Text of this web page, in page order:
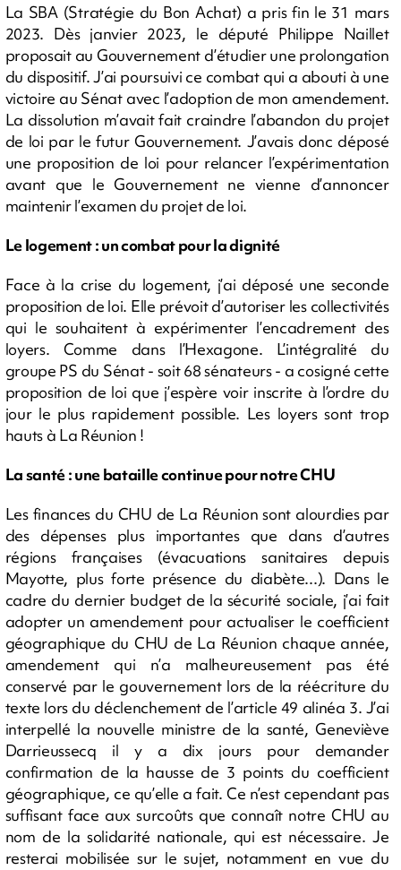
La SBA (Stratégie du Bon Achat) a pris fin le 31 mars
2023. Dès janvier 2023, le député Philippe Naillet
proposait au Gouvernement d’étudier une prolongation
du dispositif. J’ai poursuivi ce combat qui a abouti à une
victoire au Sénat avec l’adoption de mon amendement.
La dissolution m’avait fait craindre l’abandon du projet
de loi par le futur Gouvernement. J’avais donc déposé
une proposition de loi pour relancer l’expérimentation
avant que le Gouvernement ne vienne d’annoncer
maintenir l’examen du projet de loi.
Le logement : un combat pour la dignité
Face à la crise du logement, j’ai déposé une seconde
proposition de loi. Elle prévoit d’autoriser les collectivités
qui le souhaitent à expérimenter l’encadrement des
loyers. Comme dans l’Hexagone. L’intégralité du
groupe PS du Sénat - soit 68 sénateurs - a cosigné cette
proposition de loi que j’espère voir inscrite à l’ordre du
jour le plus rapidement possible. Les loyers sont trop
hauts à La Réunion !
La santé : une bataille continue pour notre CHU
Les finances du CHU de La Réunion sont alourdies par
des dépenses plus importantes que dans d’autres
régions françaises (évacuations sanitaires depuis
Mayotte, plus forte présence du diabète...). Dans le
cadre du dernier budget de la sécurité sociale, j’ai fait
adopter un amendement pour actualiser le coefficient
géographique du CHU de La Réunion chaque année,
amendement qui n’a malheureusement pas été
conservé par le gouvernement lors de la réécriture du
texte lors du déclenchement de l’article 49 alinéa 3. J’ai
interpellé la nouvelle ministre de la santé, Geneviève
Darrieussecq il y a dix jours pour demander
confirmation de la hausse de 3 points du coefficient
géographique, ce qu’elle a fait. Ce n’est cependant pas
suffisant face aux surcoûts que connaît notre CHU au
nom de la solidarité nationale, qui est nécessaire. Je
resterai mobilisée sur le sujet, notamment en vue du